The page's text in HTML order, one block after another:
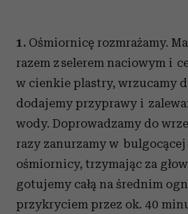
1. Ośmiornicę rozmrażamy.
razem z selerem naciowym i
w cienkie plastry, wrzucamy
dodajemy przyprawy i
wody. Doprowadzamy do
razy zanurzamy w
ośmiornicy, trzymając za
gotujemy całą na średnim
przykryciem przez ok. 40